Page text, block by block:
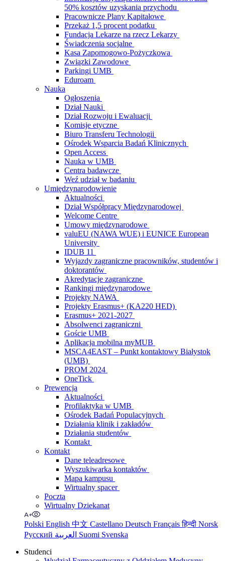
50% kosztów uzyskania przychodu
Pracownicze Plany Kapitałowe
Przekaż 1,5 procent podatku
Fundacja Lekarze na rzecz Lekarzy
Świadczenia socjalne
Kasa Zapomogowo-Pożyczkowa
Związki Zawodowe
Parkingi UMB
Eduroam
Nauka
Ogłoszenia
Dział Nauki
Dział Rozwoju i Ewaluacji
Komisje etyczne
Biuro Transferu Technologii
Ośrodek Wsparcia Badań Klinicznych
Open Access
Nauka w UMB
Centra badawcze
Weź udział w badaniu
Umiędzynarodowienie
Aktualności
Dział Współpracy Międzynarodowej
Welcome Centre
Umowy międzynarodowe
valuEU (NAWA WUE) i EUNICE European
University
IDUB 11
Wyjazdy zagraniczne pracowników, studentów i
doktorantów
Akredytacje zagraniczne
Rankingi międzynarodowe
Projekty NAWA
Projekty Erasmus+ (KA220 HED)
Erasmus+ 2021-2027
Absolwenci zagraniczni
Goście UMB
Aplikacja mobilna myMUB
MSCA4EAST – Punkt kontaktowy Białystok
(UMB)
PROM 2024
OneTick
Prewencja
Aktualności
Profilaktyka w UMB
Ośrodek Badań Populacyjnych
Działania klinik i zakładów
Działania studentów
Kontakt
Kontakt
Dane teleadresowe
Wyszukiwarka kontaktów
Mapa kampusu
Wirtualny spacer
Poczta
Wirtualny Dziekanat
Polski English 中文 Castellano Deutsch Françaisहिन्दी Norsk
Русский
Suomi Svenska
Studenci